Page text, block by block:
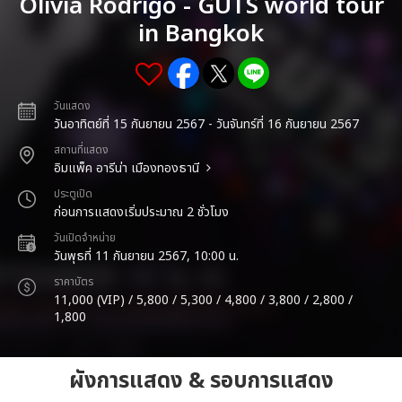
in Bangkok
วันแสดง
วันอาทิตย์ที่ 15 กันยายน 2567 - วันจันทร์ที่ 16 กันยายน 2567
สถานที่แสดง
อิมแพ็ค อารีน่า เมืองทองธานี
ประตูเปิด
ก่อนการแสดงเริ่มประมาณ 2 ชั่วโมง
วันเปิดจำหน่าย
วันพุธที่ 11 กันยายน 2567, 10:00 น.
ราคาบัตร
11,000 (VIP) / 5,800 / 5,300 / 4,800 / 3,800 / 2,800 /
1,800
ผังการแสดง & รอบการแสดง